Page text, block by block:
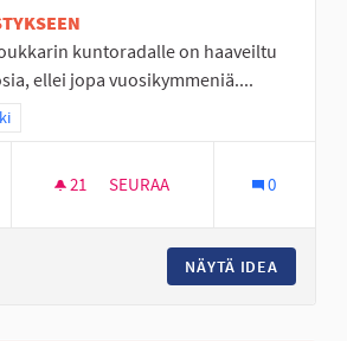
kuntoradalle on haaveiltu
ellei jopa vuosikymmeniä....
mukaan: Eteläinen Seinäjoki
21 21 SEURAAJAA
SEURAA 0
NÄYTÄ IDEA